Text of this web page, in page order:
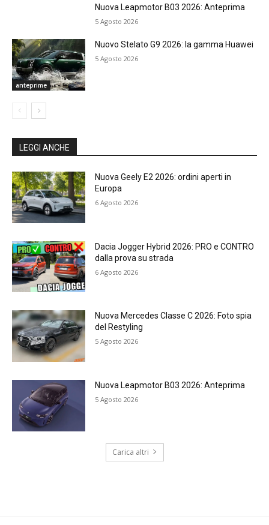
Nuova Leapmotor B03 2026: Anteprima
5 Agosto 2026
anteprime
Nuovo Stelato G9 2026: la gamma Huawei
5 Agosto 2026
LEGGI ANCHE
Nuova Geely E2 2026: ordini aperti in
Europa
6 Agosto 2026
Dacia Jogger Hybrid 2026: PRO e CONTRO
dalla prova su strada
6 Agosto 2026
Nuova Mercedes Classe C 2026: Foto spia
del Restyling
5 Agosto 2026
Nuova Leapmotor B03 2026: Anteprima
5 Agosto 2026
Carica altri